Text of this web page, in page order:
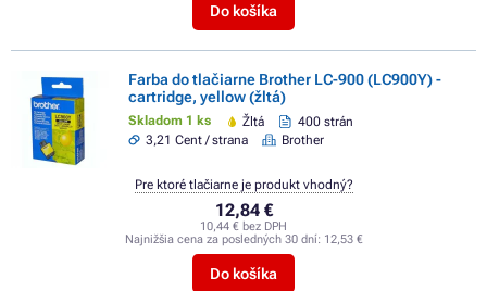
Do košíka
Farba do tlačiarne Brother LC-900 (LC900Y) -
cartridge, yellow (žltá)
Skladom 1 ks Žltá
400 strán
3,21 Cent / strana
Brother
12,84 €
10,44 € bez DPH
Najnižšia cena za posledných 30 dní: 12,53 €
Do košíka
Pre ktoré tlačiarne je produkt vhodný?